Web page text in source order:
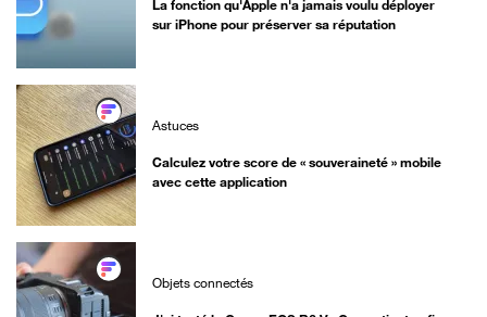
La fonction qu'Apple n'a jamais voulu déployer
sur iPhone pour préserver sa réputation
Astuces
Calculez votre score de « souveraineté » mobile
avec cette application
Objets connectés